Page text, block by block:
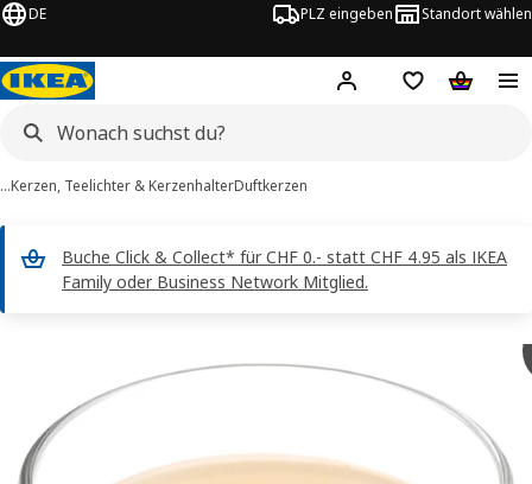
DE PLZ eingeben Standort wählen
Hej! Logge dich ein
Einkaufsliste
…Kerzen, Teelichter & KerzenhalterDuftkerzen
Buche Click & Collect* für CHF 0.- statt CHF 4.95 als IKEA
Family oder Business Network Mitglied.